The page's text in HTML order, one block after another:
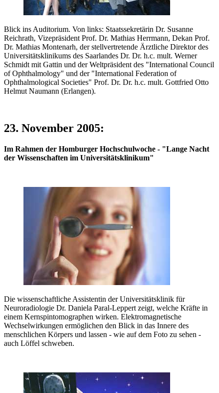
Blick ins Auditorium. Von links: Staatssekretärin Dr. Susanne
Reichrath, Vizepräsident Prof. Dr. Mathias Herrmann, Dekan Prof.
Dr. Mathias Montenarh, der stellvertretende Ärztliche Direktor des
Universitätsklinikums des Saarlandes Dr. Dr. h.c. mult. Werner
Schmidt mit Gattin und der Weltpräsident des "International Council
of Ophthalmology" und der "International Federation of
Ophthalmological Societies" Prof. Dr. Dr. h.c. mult. Gottfried Otto
Helmut Naumann (Erlangen).
23. November 2005:
Im Rahmen der Homburger Hochschulwoche - "Lange Nacht
der Wissenschaften im Universitätsklinikum"
Die wissenschaftliche Assistentin der Universitätsklinik für
Neuroradiologie Dr. Daniela Paral-Leppert zeigt, welche Kräfte in
einem Kernspintomographen wirken. Elektromagnetische
Wechselwirkungen ermöglichen den Blick in das Innere des
menschlichen Körpers und lassen - wie auf dem Foto zu sehen -
auch Löffel schweben.